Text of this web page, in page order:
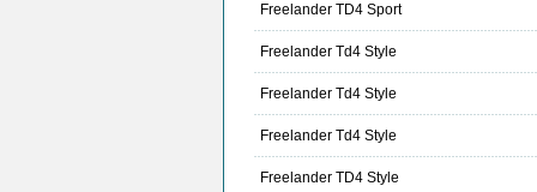
Freelander TD4 Sport
Freelander Td4 Style
Freelander Td4 Style
Freelander Td4 Style
Freelander TD4 Style